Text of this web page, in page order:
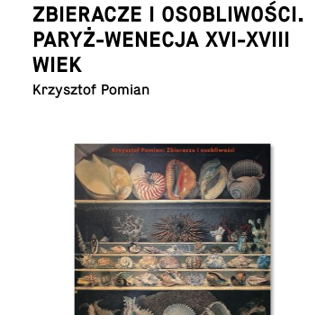
ZBIERACZE I OSOBLIWOŚCI.
PARYŻ-WENECJA XVI-XVIII
WIEK
Krzysztof Pomian